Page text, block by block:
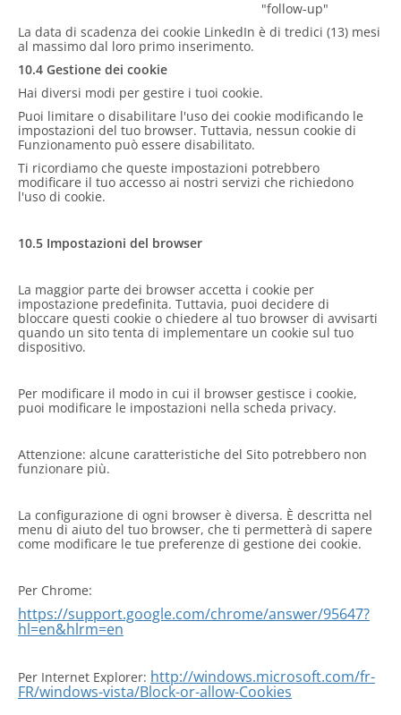
"follow-up"
La data di scadenza dei cookie LinkedIn è di tredici (13) mesi
al massimo dal loro primo inserimento.
10.4 Gestione dei cookie
Hai diversi modi per gestire i tuoi cookie.
Puoi limitare o disabilitare l'uso dei cookie modificando le
impostazioni del tuo browser. Tuttavia, nessun cookie di
Funzionamento può essere disabilitato.
Ti ricordiamo che queste impostazioni potrebbero
modificare il tuo accesso ai nostri servizi che richiedono
l'uso di cookie.
10.5 Impostazioni del browser
La maggior parte dei browser accetta i cookie per
impostazione predefinita. Tuttavia, puoi decidere di
bloccare questi cookie o chiedere al tuo browser di avvisarti
quando un sito tenta di implementare un cookie sul tuo
dispositivo.
Per modificare il modo in cui il browser gestisce i cookie,
puoi modificare le impostazioni nella scheda privacy.
Attenzione: alcune caratteristiche del Sito potrebbero non
funzionare più.
La configurazione di ogni browser è diversa. È descritta nel
menu di aiuto del tuo browser, che ti permetterà di sapere
come modificare le tue preferenze di gestione dei cookie.
Per Chrome:
https://support.google.com/chrome/answer/95647?
hl=en&hlrm=en
Per Internet Explorer: http://windows.microsoft.com/fr-
FR/windows-vista/Block-or-allow-Cookies